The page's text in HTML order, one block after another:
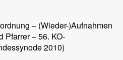
– (Wieder-)Aufnahmen
Pfarrer – 56. KO-
2010)